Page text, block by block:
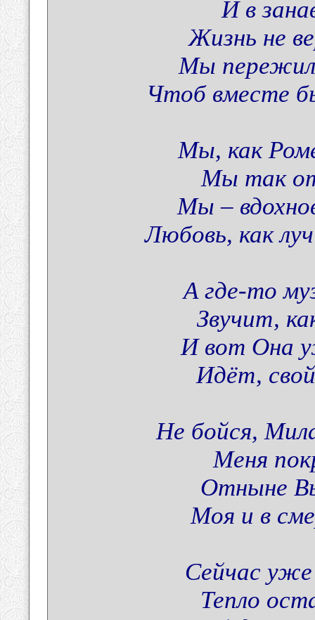
И в
Жизнь не
Мы
Чтоб вместе
Мы, как
Мы так
Мы –
Любовь, как
А где-то
Звучит,
И вот Она
Идёт,
Не бойся,
Меня
Отныне
Моя и в
Сейчас
Тепло